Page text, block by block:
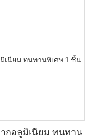
กอลูมิเนียม ทนทาน